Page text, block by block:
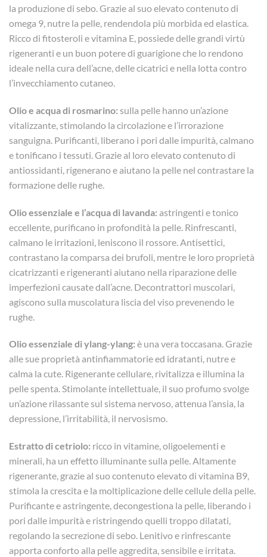
la produzione di sebo. Grazie al suo elevato contenuto di
omega 9, nutre la pelle, rendendola più morbida ed elastica.
Ricco di fitosteroli e vitamina E, possiede delle grandi virtù
rigeneranti e un buon potere di guarigione che lo rendono
ideale nella cura dell’acne, delle cicatrici e nella lotta contro
l’invecchiamento cutaneo.
Olio e acqua di rosmarino: sulla pelle hanno un’azione
vitalizzante, stimolando la circolazione e l’irrorazione
sanguigna. Purificanti, liberano i pori dalle impurità, calmano
e tonificano i tessuti. Grazie al loro elevato contenuto di
antiossidanti, rigenerano e aiutano la pelle nel contrastare la
formazione delle rughe.
Olio essenziale e l’acqua di lavanda: astringenti e tonico
eccellente, purificano in profondità la pelle. Rinfrescanti,
calmano le irritazioni, leniscono il rossore. Antisettici,
contrastano la comparsa dei brufoli, mentre le loro proprietà
cicatrizzanti e rigeneranti aiutano nella riparazione delle
imperfezioni causate dall’acne. Decontrattori muscolari,
agiscono sulla muscolatura liscia del viso prevenendo le
rughe.
Olio essenziale di ylang-ylang: è una vera toccasana. Grazie
alle sue proprietà antinfiammatorie ed idratanti, nutre e
calma la cute. Rigenerante cellulare, rivitalizza e illumina la
pelle spenta. Stimolante intellettuale, il suo profumo svolge
un’azione rilassante sul sistema nervoso, attenua l’ansia, la
depressione, l’irritabilità, il nervosismo.
Estratto di cetriolo: ricco in vitamine, oligoelementi e
minerali, ha un effetto illuminante sulla pelle. Altamente
rigenerante, grazie al suo contenuto elevato di vitamina B9,
stimola la crescita e la moltiplicazione delle cellule della pelle.
Purificante e astringente, decongestiona la pelle, liberando i
pori dalle impurità e ristringendo quelli troppo dilatati,
regolando la secrezione di sebo. Lenitivo e rinfrescante
apporta conforto alla pelle aggredita, sensibile e irritata.